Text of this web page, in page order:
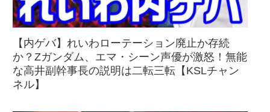
【内ゲバ】れいわローテーション廃止か存続
か？Zガンダム、エマ・シーン声優が激怒！無能
な高井副幹事長の説明は二転三転【KSLチャン
ネル】